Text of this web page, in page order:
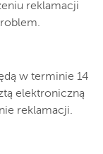
reklamacji
w terminie 14
elektroniczną
reklamacji.